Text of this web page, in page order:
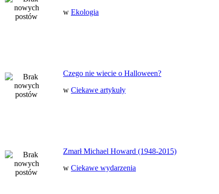
w Ekologia
Czego nie wiecie o Halloween?
w Ciekawe artykuły
Zmarł Michael Howard (1948-2015)
w Ciekawe wydarzenia